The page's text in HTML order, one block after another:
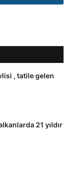
, tatile gelen
21 yıldır